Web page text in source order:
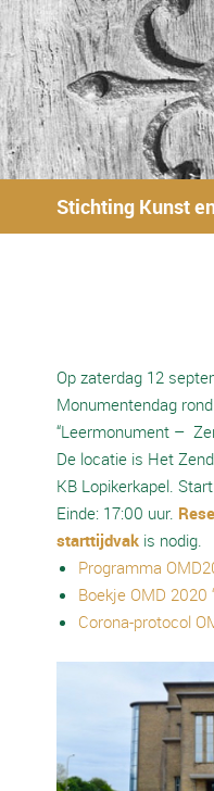
Stichting Kunst
Op zaterdag 12
Monumentendag
“Leermonument –
De locatie is Het
KB Lopikerkapel.
Einde: 17:00 uur.
starttijdvak is nodig.
Programma
Boekje OMD 2020
Corona-protocol